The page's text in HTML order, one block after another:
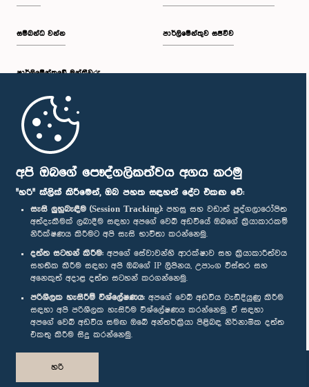
අපි ඔබගේ පෞද්ගලිකත්වය අගය කරමු
"හරි" ක්ලික් කිරීමෙන්, ඔබ පහත සඳහන් දේට එකඟ වේ:
සැසි ලුහුබැඳීම (Session Tracking): පහසු සහ වඩාත් පුද්ගලාරෝපිත
අත්දැකීමක් ලබාදීම සඳහා අපගේ වෙබ් අඩවියේ ඔබගේ ක්‍රියාකාරකම්
නිරීක්ෂණය කිරීමට අපි සැසි භාවිතා කරන්නෙමු.
දත්ත සටහන් කිරීම: අපගේ සේවාවන්හි ආරක්ෂාව සහ ක්‍රියාකාරීත්වය
සහතික කිරීම සඳහා අපි ඔබගේ IP ලිපිනය, උපාංග විස්තර සහ
අනෙකුත් අදාළ දත්ත සටහන් කරගන්නෙමු.
පරිශීලක හැසිරීම් විශ්ලේෂණය: අපගේ වෙබ් අඩවිය වැඩිදියුණු කිරීම
සඳහා අපි පරිශීලක හැසිරීම විශ්ලේෂණය කරන්නෙමු. ඒ සඳහා
අපගේ වෙබ් අඩවිය සමඟ ඔබේ අන්තර්ක්‍රියා පිළිබඳ නිර්නාමික දත්ත
එකතු කිරීම සිදු කරන්නෙමු.
හරි
සම්බන්ධ වන්න
පාර්ලි‌මේන්තුවේ මන්ත්‍රීවරු
මුල් පිටුව
පාර්ලිමේන්තුව සජීවීව
පාර්ලිමේන්තු ජංගම යෙදුම
අප හා සම්බන්ධ වී සිටින්න :
සම්මාන
පෞද්ගලිකත්ව ප්‍රතිපත්තිය